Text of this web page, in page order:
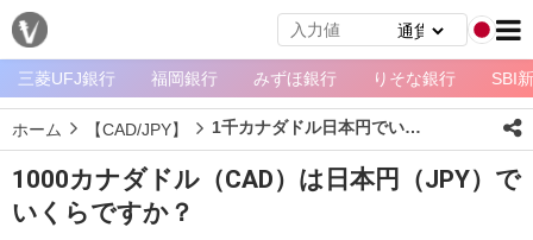
メ
ニ
ュ
ー
ホ
三菱UFJ銀行 福岡銀行 みずほ銀行 りそな銀行 SBI
ホーム 【CAD/JPY】 1千カナダドル日本円でいくら？
1000カナダドル（CAD）は日本円（JPY）で
いくらですか？